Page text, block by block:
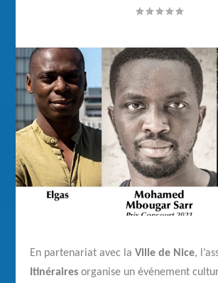
En partenariat avec la Ville de Nice,
Itinéraires organise un événement